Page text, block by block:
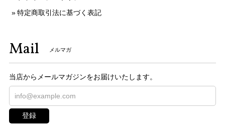
特定商取引法に基づく表記
Mail メルマガ
当店からメールマガジンをお届けいたします。
登録